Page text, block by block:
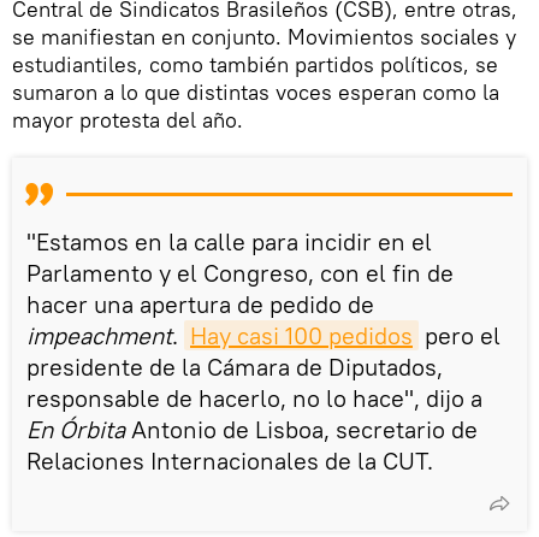
Central de Sindicatos Brasileños (CSB), entre otras,
se manifiestan en conjunto. Movimientos sociales y
estudiantiles, como también partidos políticos, se
sumaron a lo que distintas voces esperan como la
mayor protesta del año.
"Estamos en la calle para incidir en el
Parlamento y el Congreso, con el fin de
hacer una apertura de pedido de
impeachment. Hay casi 100 pedidos pero el
presidente de la Cámara de Diputados,
responsable de hacerlo, no lo hace", dijo a
En ÓrbitaAntonio de Lisboa, secretario de
Relaciones Internacionales de la CUT.